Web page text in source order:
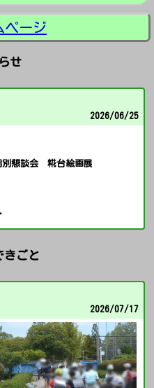
ページ
せ
2026/06/25
懇談会 糀台絵画展
きごと
2026/07/17